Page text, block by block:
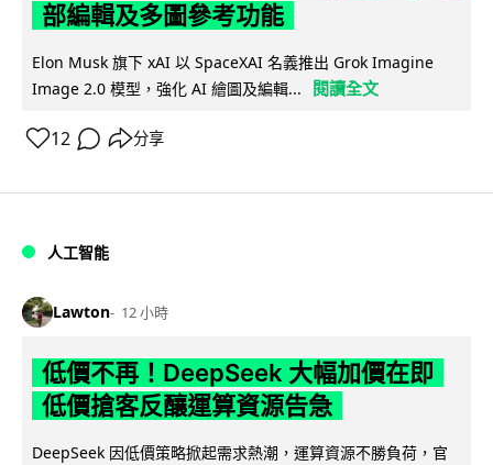
部編輯及多圖參考功能
Elon Musk 旗下 xAI 以 SpaceXAI 名義推出 Grok Imagine
Image 2.0 模型，強化 AI 繪圖及編輯...
閱讀全文
12 分享
人工智能
Lawton 12 小時
低價不再！DeepSeek 大幅加價在即
低價搶客反釀運算資源告急
DeepSeek 因低價策略掀起需求熱潮，運算資源不勝負荷，官